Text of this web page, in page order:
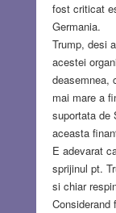
fost criticat
Germania.
Trump, desi
acestei
deasemnea,
mai mare a
suportata de
aceasta
E adevarat
sprijinul pt.
si chiar
Considerand